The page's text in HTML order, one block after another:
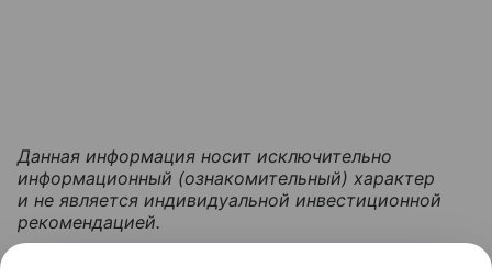
Данная информация носит исключительно
информационный (ознакомительный) характер
и не является индивидуальной инвестиционной
рекомендацией.